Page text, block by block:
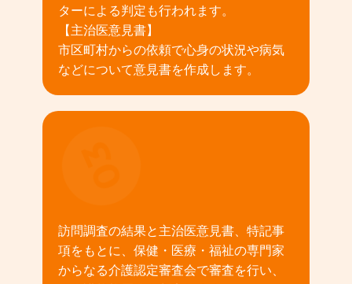
ターによる判定も行われます。
【主治医意見書】
市区町村からの依頼で心身の状況や病気
などについて意見書を作成します。
訪問調査の結果と主治医意見書、特記事
項をもとに、保健・医療・福祉の専門家
からなる介護認定審査会で審査を行い、